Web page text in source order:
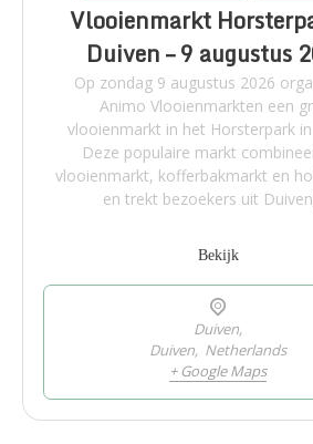
Vlooienmarkt
Duiven – 9 augustus
Op zondag 9 augustus 2026
Animo Vlooienmarkten een
vlooienmarkt in het Horsterpark
Deze populaire markt
vlooienmarkt, kofferbakmarkt en
en trekt bezoekers uit
Bekijk
Duiven,
Duiven, Netherlands
+ Google Maps